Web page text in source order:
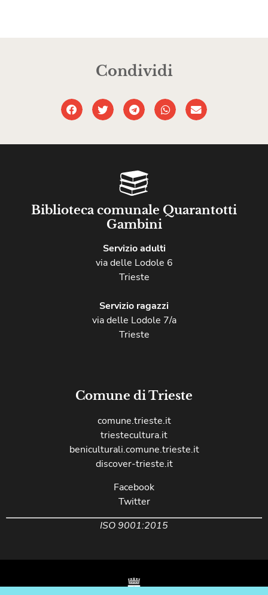
Condividi
Biblioteca comunale Quarantotti
Gambini
Servizio adulti
via delle Lodole 6
Trieste
Servizio ragazzi
via delle Lodole 7/a
Trieste
Comune di Trieste
comune.trieste.it
triestecultura.it
beniculturali.comune.trieste.it
discover-trieste.it
Facebook
Twitter
ISO 9001:2015